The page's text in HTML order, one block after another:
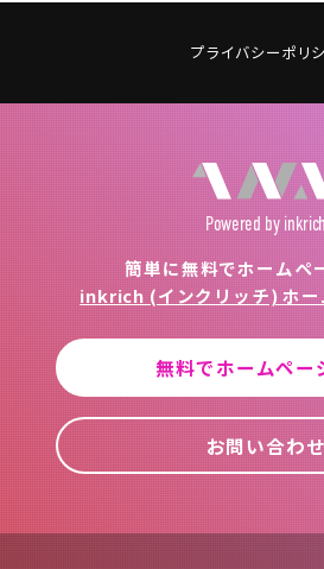
プライバシーポリ
Powered by inkrich
簡単に無料でホームペ
inkrich (インクリッチ) ホー
無料でホームペー
お問い合わせ